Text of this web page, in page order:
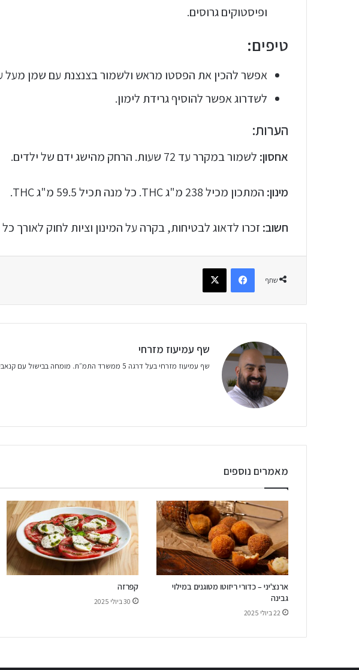
ופיסטוקים גרוסים.
טיפים:
אפשר להכין את הפסטו מראש ולשמור בצנצנת עם שמן מעל עד 3
לשדרוג אפשר להוסיף גרידת לימון.
הערות:
אחסון: לשמור במקרר עד 72 שעות. הרחק מהישג ידם של ילדים.
מינון: המתכון מכיל 238 מ"ג THC. כל מנה תכיל 59.5 מ"ג THC.
חשוב: זכרו לדאוג לבטיחות, בקרה על המינון וציות לחוק לאורך
שתף
שף עמיעוז מזרחי
שף עמיעוז מזרחי בעל דרגה 5 ממשרד התמ״ת. מומחה בבישול עם קנאביס.
מאמרים נוספים
ארנצ'יני – כדורי ריזוטו מטוגנים במילוי
גבינה
22 ביולי 2025
קפרזה
30 ביולי 2025